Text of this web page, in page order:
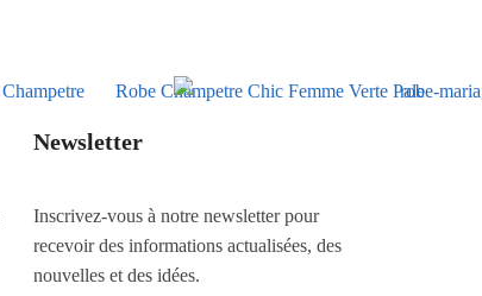
Newsletter
Inscrivez-vous à notre newsletter pour
recevoir des informations actualisées, des
nouvelles et des idées.